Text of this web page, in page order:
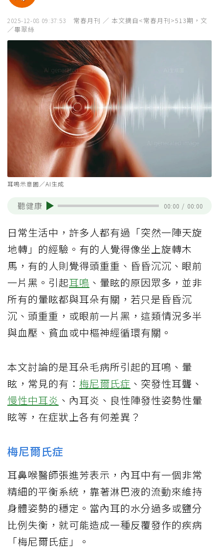
2025-12-08 09:37:53
常春月刊 ／ 本文摘自<常春月刊>513期，文
／畢翠絲
耳鳴示意圖／AI生成
聽健康 00:00 / 00:00
日常生活中，許多人都有過「突然一陣天旋
地轉」的經驗。有的人覺得像坐上旋轉木
馬，有的人則覺得頭重重、昏昏沉沉、眼前
一片黑。引起耳鳴 、暈眩的原因眾多，並非
所有的暈眩都與耳朵有關，若只是昏昏沉
沉、頭重重，或眼前一片黑，這類情況多半
與血壓、貧血或中樞神經循環有關。
本文討論的是耳朵毛病所引起的耳鳴、暈
眩，常見的有： 梅尼爾氏症 、突發性耳聾、
慢性中耳炎 、內耳炎、良性陣發性姿勢性暈
眩等，在症狀上各有何差異？
梅尼爾氏症
耳鼻喉醫師張進芳表示，內耳中有一個非常
精細的平衡系統，靠著淋巴液的流動來維持
身體姿勢的穩定。當內耳的水分過多或鹽分
比例失衡，就可能造成一種反覆發作的疾病
「梅尼爾氏症」。